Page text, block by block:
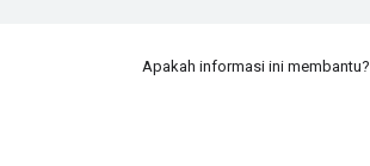
Apakah informasi ini membantu?